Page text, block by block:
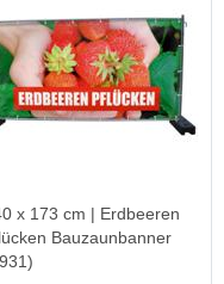
x 173 cm | Erdbeeren
Bauzaunbanner